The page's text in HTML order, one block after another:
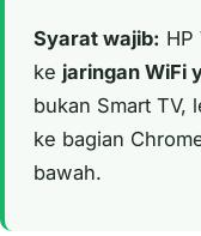
Syarat wajib: HP
ke jaringan WiFi
bukan Smart TV,
ke bagian
bawah.